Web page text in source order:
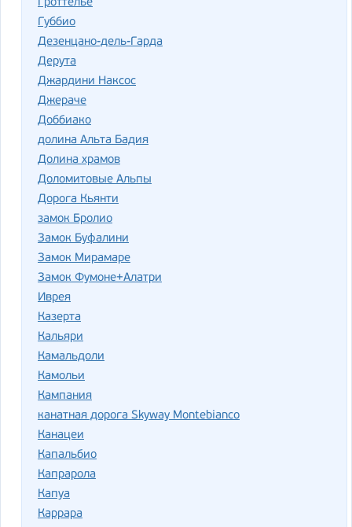
Гроттелье
Губбио
Дезенцано-дель-Гарда
Дерута
Джардини Наксос
Джераче
Доббиако
долина Альта Бадия
Долина храмов
Доломитовые Альпы
Дорога Кьянти
замок Бролио
Замок Буфалини
Замок Мирамаре
Замок Фумоне+Алатри
Иврея
Казерта
Кальяри
Камальдоли
Камольи
Кампания
канатная дорога Skyway Montebianco
Канацеи
Капальбио
Капрарола
Капуа
Каррара